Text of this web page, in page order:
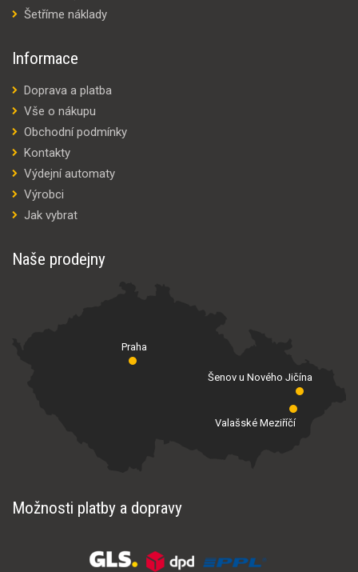
Šetříme náklady
Informace
Doprava a platba
Vše o nákupu
Obchodní podmínky
Kontakty
Výdejní automaty
Výrobci
Jak vybrat
Naše prodejny
Praha
Valašské Meziříčí
Šenov u Nového Jičína
Možnosti platby a dopravy